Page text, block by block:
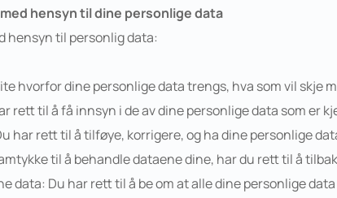
hensyn til dine personlige data
hensyn til personlig data:
hvorfor dine personlige data trengs, hva som vil skje
rett til å få innsyn i de av dine personlige data som er
har rett til å tilføye, korrigere, og ha dine personlige
til å behandle dataene dine, har du rett til å
data: Du har rett til å be om at alle dine personlige